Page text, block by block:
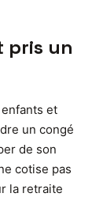
pris un
et
un congé
de son
cotise pas
la retraite